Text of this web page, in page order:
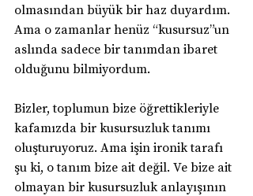
olmasından büyük bir haz duyardım.
Ama o zamanlar henüz “kusursuz”un
aslında sadece bir tanımdan ibaret
olduğunu bilmiyordum.
Bizler, toplumun bize öğrettikleriyle
kafamızda bir kusursuzluk tanımı
oluşturuyoruz. Ama işin ironik tarafı
şu ki, o tanım bize ait değil. Ve bize ait
olmayan bir kusursuzluk anlayışının